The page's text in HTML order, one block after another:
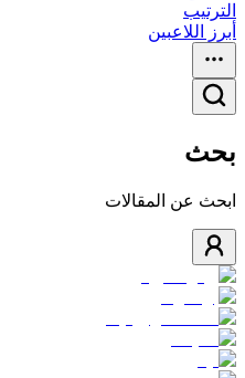
الترتيب
أبرز اللاعبين
بحث
ابحث عن المقالات